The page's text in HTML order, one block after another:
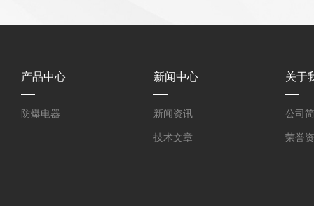
产品中心
防爆电器
新闻中心
新闻资讯
技术文章
关于
公司
荣誉